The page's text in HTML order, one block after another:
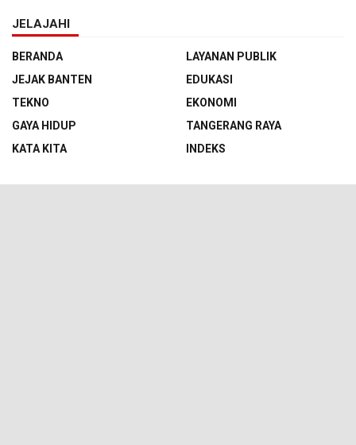
JELAJAHI
BERANDA
LAYANAN PUBLIK
JEJAK BANTEN
EDUKASI
TEKNO
EKONOMI
GAYA HIDUP
TANGERANG RAYA
KATA KITA
INDEKS